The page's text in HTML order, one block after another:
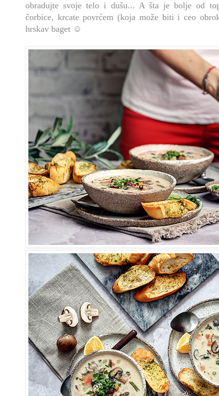
obradujte svoje telo i dušu... A šta je bolje od
čorbice, krcate povrćem (koja može biti i ceo
hrskav baget ☺️